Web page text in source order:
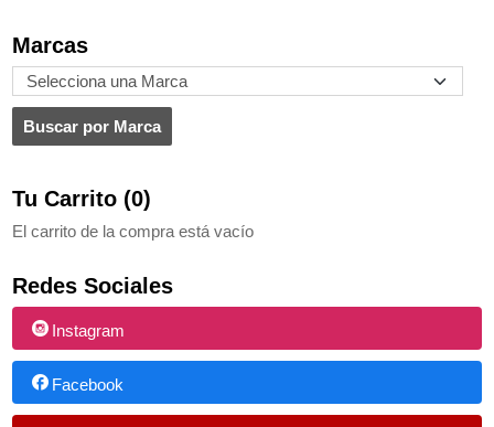
Marcas
Tu Carrito (0)
El carrito de la compra está vacío
Redes Sociales
Instagram
Facebook